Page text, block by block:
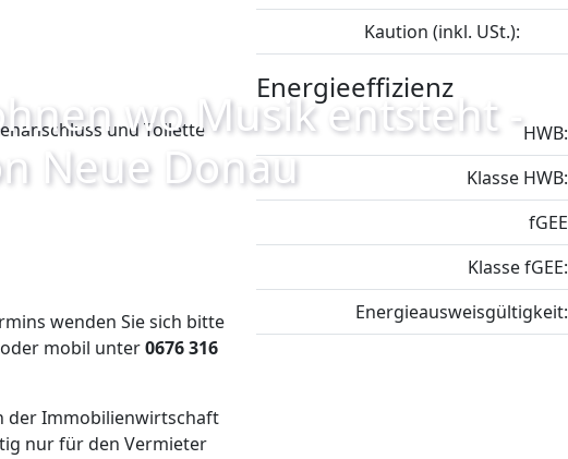
wo Musik entsteht -
Neue Donau
und Toilette
wenden Sie sich bitte
oder mobil unter0676 316
der Immobilienwirtschaft
nur für den Vermieter
Kaution (inkl. USt.):
Energieeffizienz
HWB:
Klasse HWB:
fGEE
Klasse fGEE:
Energieausweisgültigkeit: